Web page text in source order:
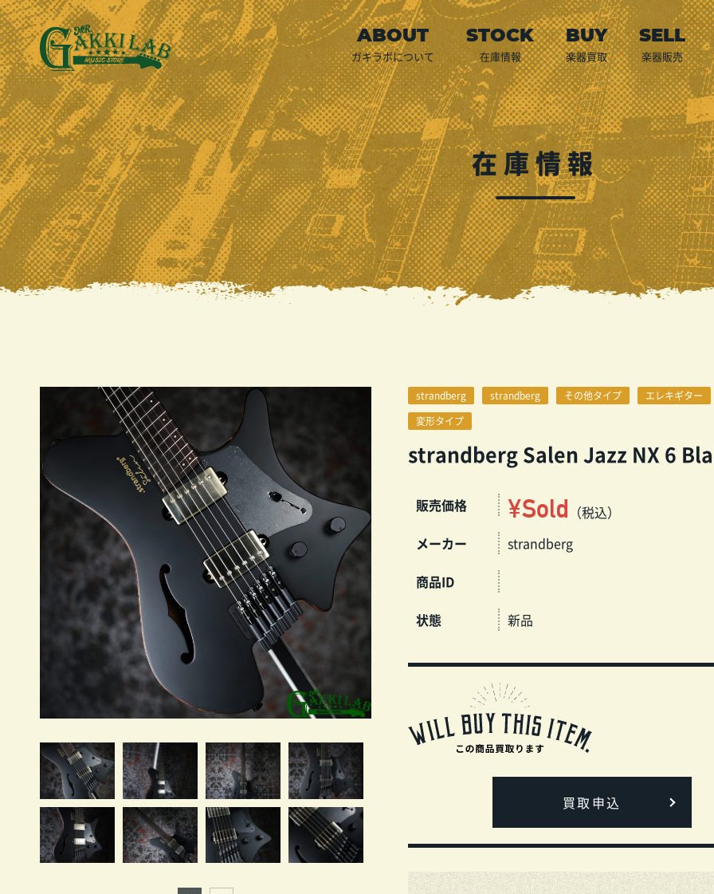
ガキラボについて 在庫情報 楽器買取
店頭買取
宅配買取
出張買取
預かり代行販売
LINE査定
買取申込
ご利用案内
楽器販売
在庫情報
strandberg strandberg その他タイプ
エレキギター
変形タイプ
strandberg Salen Jazz NX 6
販売価格 ¥Sold （税込）
メーカー
strandberg
商品ID
状態
新品
買取申込